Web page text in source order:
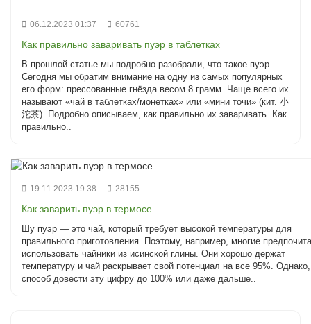
06.12.2023 01:37 60761
Как правильно заваривать пуэр в таблетках
В прошлой статье мы подробно разобрали, что такое пуэр.
Сегодня мы обратим внимание на одну из самых популярных
его форм: прессованные гнёзда весом 8 грамм. Чаще всего их
называют «чай в таблетках/монетках» или «мини точи» (кит. 小
沱茶). Подробно описываем, как правильно их заваривать. Как
правильно..
19.11.2023 19:38 28155
Как заварить пуэр в термосе
Шу пуэр — это чай, который требует высокой температуры для
правильного приготовления. Поэтому, например, многие
использовать чайники из исинской глины. Они хорошо держат
температуру и чай раскрывает свой потенциал на все 95%.
способ довести эту цифру до 100% или даже дальше..